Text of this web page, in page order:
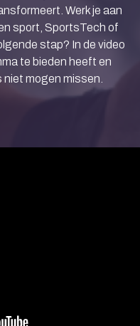
Werk je aan
sport, SportsTech of
stap? In de video
te bieden heeft en
mogen missen.